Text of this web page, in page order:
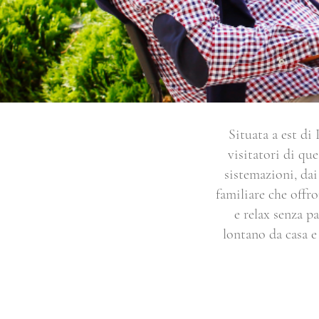
Situata a est di
visitatori di
sistemazioni,
familiare che
e relax senza
lontano da casa